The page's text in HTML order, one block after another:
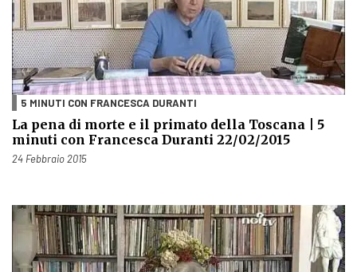
5 MINUTI CON FRANCESCA DURANTI
La pena di morte e il primato della Toscana | 5
minuti con Francesca Duranti 22/02/2015
Pubblicato il
24 Febbraio 2015